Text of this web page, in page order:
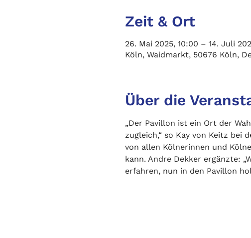
Zeit & Ort
26. Mai 2025, 10:00 – 14. Juli
Köln, Waidmarkt, 50676 Köln,
Über die
„Der Pavillon ist ein Ort der
zugleich,“ so Kay von Keitz bei
von allen Kölnerinnen und
kann. Andre Dekker ergänzte:
erfahren, nun in den Pavillon